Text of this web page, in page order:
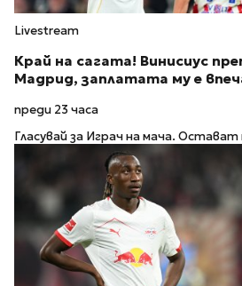
Livestream
Край на сагата! Винисиус
Мадрид, заплатата му е
преди 23 часа
Гласувай за Играч на мача.